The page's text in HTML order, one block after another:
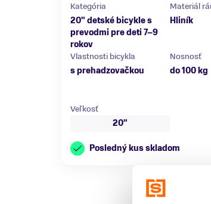
Kategória
20" detské bicykle s
prevodmi pre deti 7–9
rokov
Materiál
Hliník
Vlastnosti bicykla
s prehadzovačkou
Nosnosť
do 100 kg
Veľkosť
20"
Posledný kus skladom